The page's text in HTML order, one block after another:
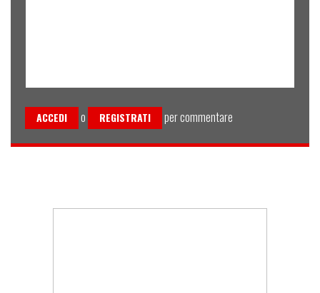
ACCEDI o REGISTRATI per commentare